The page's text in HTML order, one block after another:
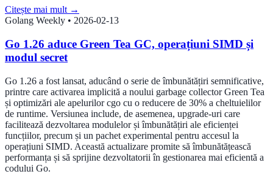
Citește mai mult →
Golang Weekly • 2026-02-13
Go 1.26 aduce Green Tea GC, operațiuni SIMD și
modul secret
Go 1.26 a fost lansat, aducând o serie de îmbunătățiri semnificative,
printre care activarea implicită a noului garbage collector Green Tea
și optimizări ale apelurilor cgo cu o reducere de 30% a cheltuielilor
de runtime. Versiunea include, de asemenea, upgrade-uri care
facilitează dezvoltarea modulelor și îmbunătățiri ale eficienței
funcțiilor, precum și un pachet experimental pentru accesul la
operațiuni SIMD. Această actualizare promite să îmbunătățească
performanța și să sprijine dezvoltatorii în gestionarea mai eficientă a
codului Go.